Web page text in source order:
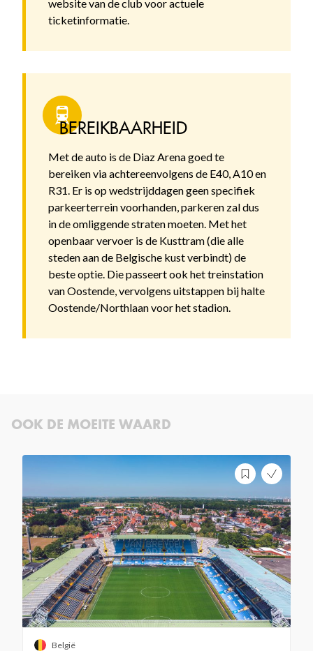
website van de club voor actuele
ticketinformatie.
BEREIKBAARHEID
Met de auto is de Diaz Arena goed te
bereiken via achtereenvolgens de E40, A10 en
R31. Er is op wedstrijddagen geen specifiek
parkeerterrein voorhanden, parkeren zal dus
in de omliggende straten moeten. Met het
openbaar vervoer is de Kusttram (die alle
steden aan de Belgische kust verbindt) de
beste optie. Die passeert ook het treinstation
van Oostende, vervolgens uitstappen bij halte
Oostende/Northlaan voor het stadion.
OOK DE MOEITE WAARD
België